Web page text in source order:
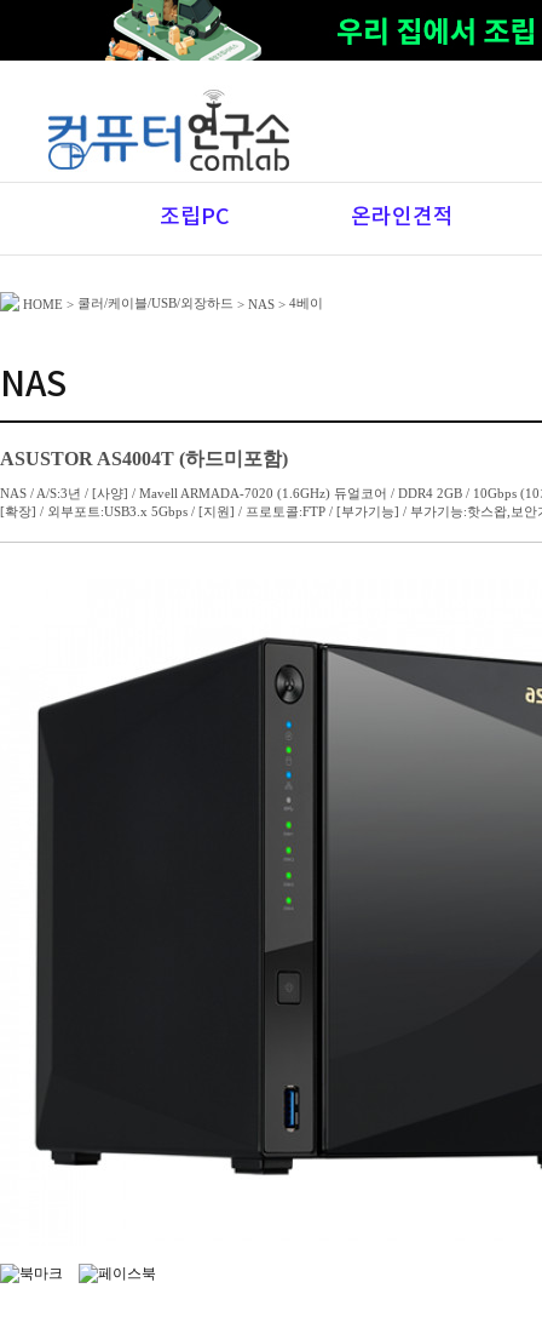
조립PC 온라인견적
HOME > 쿨러/케이블/USB/외장하드 > NAS > 4베이
NAS
ASUSTOR AS4004T (하드미포함)
NAS / A/S:3년 / [사양] / Mavell ARMADA-7020 (1.6GHz) 듀얼코어 / DDR4 2GB / 10Gbps
[확장] / 외부포트:USB3.x 5Gbps / [지원] / 프로토콜:FTP / [부가기능] / 부가기능:핫스왑,보